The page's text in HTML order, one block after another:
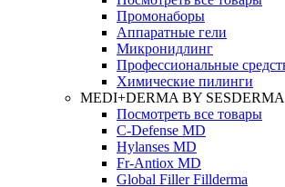
Промонаборы
Аппаратные гели
Микронидлинг
Профессиональные
Химические пилинги
MEDI+DERMA BY SESDERMA
Посмотреть все товары
C-Defense MD
Hylanses MD
Fr‑Antiox MD
Global Filler Fillderma